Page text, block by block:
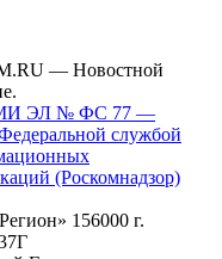
— Новостной
СМИ ЭЛ № ФС 77 —
службой
(Роскомнадзор)
156000 г.